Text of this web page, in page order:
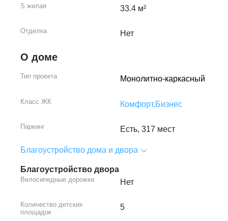
S жилая 33.4 м²
Отделка Нет
О доме
Тип проекта Монолитно-каркасный
Класс ЖК Комфорт,Бизнес
Паркинг Есть, 317 мест
Благоустройство дома и двора
Благоустройство двора
Велосипедные дорожки Нет
Количество детских
площадок
5